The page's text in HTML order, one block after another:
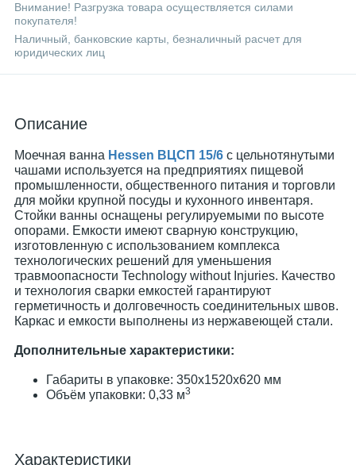
Внимание! Разгрузка товара осуществляется силами
покупателя!
Наличный, банковские карты, безналичный расчет для
юридических лиц
Описание
Моечная ванна Hessen ВЦСП 15/6 с цельнотянутыми
чашами используется на предприятиях пищевой
промышленности, общественного питания и торговли
для мойки крупной посуды и кухонного инвентаря.
Стойки ванны оснащены регулируемыми по высоте
опорами. Емкости имеют сварную конструкцию,
изготовленную с использованием комплекса
технологических решений для уменьшения
травмоопасности Technology without Injuries. Качество
и технология сварки емкостей гарантируют
герметичность и долговечность соединительных швов.
Каркас и емкости выполнены из нержавеющей стали.
Дополнительные характеристики:
Габариты в упаковке: 350х1520х620 мм
Объём упаковки: 0,33 м3
Характеристики